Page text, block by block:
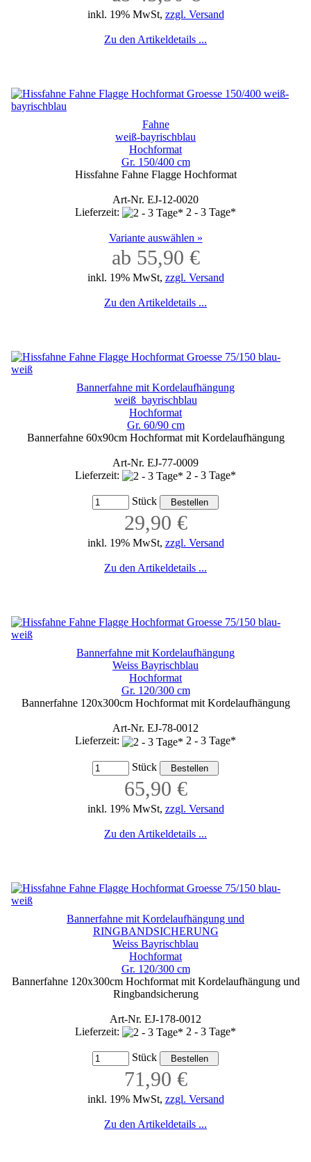
inkl. 19% MwSt, zzgl. Versand
Zu den Artikeldetails ...
Fahne
weiß-bayrischblau
Hochformat
Gr. 150/400 cm
Hissfahne Fahne Flagge Hochformat
Art-Nr. EJ-12-0020
Lieferzeit:
2 - 3 Tage*
Variante auswählen »
ab 55,90 €
inkl. 19% MwSt, zzgl. Versand
Zu den Artikeldetails ...
Bannerfahne mit Kordelaufhängung
weiß_bayrischblau
Hochformat
Gr. 60/90 cm
Bannerfahne 60x90cm Hochformat mit Kordelaufhängung
Art-Nr. EJ-77-0009
Lieferzeit:
2 - 3 Tage*
Stück
29,90 €
inkl. 19% MwSt, zzgl. Versand
Zu den Artikeldetails ...
Bannerfahne mit Kordelaufhängung
Weiss Bayrischblau
Hochformat
Gr. 120/300 cm
Bannerfahne 120x300cm Hochformat mit Kordelaufhängung
Art-Nr. EJ-78-0012
Lieferzeit:
2 - 3 Tage*
Stück
65,90 €
inkl. 19% MwSt, zzgl. Versand
Zu den Artikeldetails ...
Bannerfahne mit Kordelaufhängung und
RINGBANDSICHERUNG
Weiss Bayrischblau
Hochformat
Gr. 120/300 cm
Bannerfahne 120x300cm Hochformat mit Kordelaufhängung und
Ringbandsicherung
Art-Nr. EJ-178-0012
Lieferzeit:
2 - 3 Tage*
Stück
71,90 €
inkl. 19% MwSt, zzgl. Versand
Zu den Artikeldetails ...